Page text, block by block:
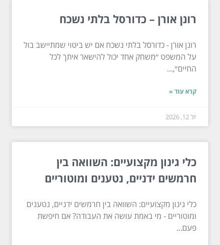
רונן אורן – כדורסל בלתי נשכח
רונן אורן - כדורסל בלתי נשכח אם יש ביטוי שמתיישב בול
על המשפט ״משחק אחד יכול להישאר איתך לכל
החיים״,...
קרא עוד »
יול 12, 2026
כלי גינון מקצועיים: השוואה בין
חרמשים ידניים, נטענים ומוטוריים
כלי גינון מקצועיים: השוואה בין חרמשים ידניים, נטענים
ומוטוריים - מי באמת עושה את העבודה? אם חיפשת
פעם...